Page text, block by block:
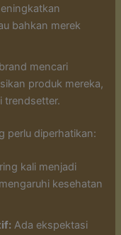
bahkan merek
mencari
produk mereka,
trendsetter.
perlu diperhatikan:
kali menjadi
kesehatan
Ada ekspektasi